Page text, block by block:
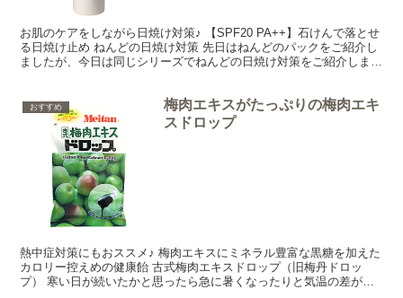
お肌のケアをしながら日焼け対策♪ 【SPF20 PA++】石けんで落とせ
る日焼け止め ねんどの日焼け対策 先日はねんどのパックをご紹介し
ましたが、今日は同じシリーズでねんどの日焼け対策をご紹介しまー
おすすめ
梅肉エキスがたっぷりの梅肉エキ
スドロップ
熱中症対策にもおススメ♪ 梅肉エキスにミネラル豊富な黒糖を加えた
カロリー控えめの健康飴 古式梅肉エキスドロップ（旧梅丹ドロッ
プ） 寒い日が続いたかと思ったら急に暑くなったりと気温の差が激